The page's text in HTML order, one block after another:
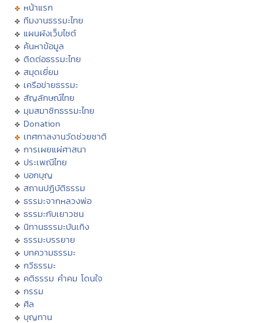
หน้าแรก
ทีมงานธรรมะไทย
แผนผังเว็บไซต์
ค้นหาข้อมูล
ติดต่อธรรมะไทย
สมุดเยี่ยม
เครือข่ายธรรมะ
สัญลักษณ์ไทย
มุมสมาชิกธรรมะไทย
Donation
เทศกาลงานวัดช่วยชาติ
การเผยแผ่ศาสนา
ประเพณีไทย
บอกบุญ
สถานปฏิบัติธรรม
ธรรมะจากหลวงพ่อ
ธรรมะกับเยาวชน
นิทานธรรมะบันเทิง
ธรรมะบรรยาย
บทความธรรมะ
กวีธรรมะ
คติธรรม คำคม โดนใจ
กรรม
ศีล
บุญทาน